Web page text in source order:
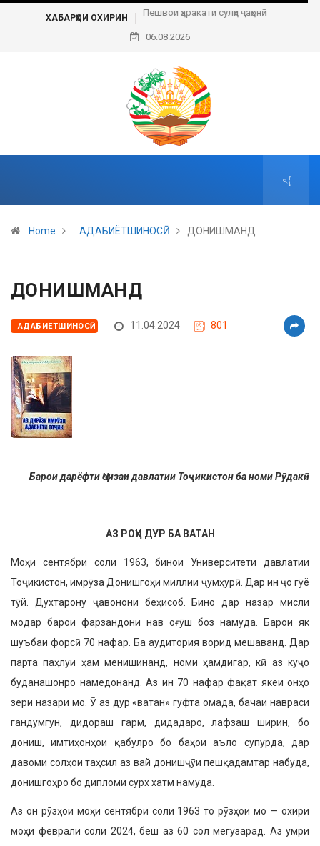
ХАБАРҲОИ ОХИРИН Пешвои ҳаракати сулҳи ҷаҳонӣ
06.08.2026
Home АДАБИЁТШИНОСӢ ДОНИШМАНД
ДОНИШМАНД
АДАБИЁТШИНОСӢ 11.04.2024 801
Барои дарёфти Ҷоизаи давлатии Тоҷикистон ба номи Рӯдакӣ
АЗ РОҲИ ДУР БА ВАТАН
Моҳи сентябри соли 1963, бинои Университети давлатии
Тоҷики­стон, имрӯза Донишгоҳи миллии ҷумҳурӣ. Дар ин ҷо гӯё
тӯй. Духта­рону ҷавонони беҳисоб. Бино дар назар мисли
модар барои фарза­ндони нав оғӯш боз намуда. Барои як
шуъбаи форсӣ 70 нафар. Ба аудитория ворид мешаванд. Дар
парта паҳлуи ҳам менишинанд, номи ҳамдигар, кӣ аз куҷо
будана­шонро намедонанд. Аз ин 70 нафар фақат якеи онҳо
зери назари мо. Ӯ аз дур «ватан» гуфта омада, ба­чаи навраси
гандумгун, дидораш гарм, дидадаро, лафзаш ширин, бо
дониш, имтиҳонҳои қабулро бо баҳои аъло супурда, дар
давоми солҳои таҳсил аз вай донишҷӯи пешқадамтар набуда,
донишгоҳро бо дипломи сурх хатм намуда.
Аз он рӯзҳои моҳи сентябри соли 1963 то рӯзҳои мо — охири
моҳи феврали соли 2024, беш аз 60 сол мегузарад. Аз умри